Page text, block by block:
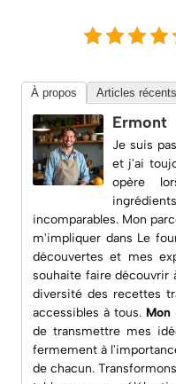
À propos Articles récents
Ermont
Je suis
et j'ai
opère
incomparables. Mon
m'impliquer dans Le
découvertes et mes
souhaite faire découvrir
diversité des recettes
accessibles à tous. Mon
de transmettre mes
fermement à
de chacun.